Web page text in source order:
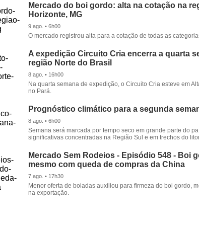
Mercado do boi gordo: alta na cotação na
Horizonte, MG
9 ago. • 6h00
O mercado registrou alta para a cotação de todas as
A expedição Circuito Cria encerra a quarta
região Norte do Brasil
8 ago. • 16h00
Na quarta semana de expedição, o Circuito Cria esteve em
no Pará.
Prognóstico climático para a segunda
8 ago. • 6h00
Semana será marcada por tempo seco em grande parte do
significativas concentradas na Região Sul e em trechos do
Mercado Sem Rodeios - Episódio 548 - Boi
mesmo com queda de compras da China
7 ago. • 17h30
Menor oferta de boiadas auxiliou para firmeza do boi gordo,
na exportação.